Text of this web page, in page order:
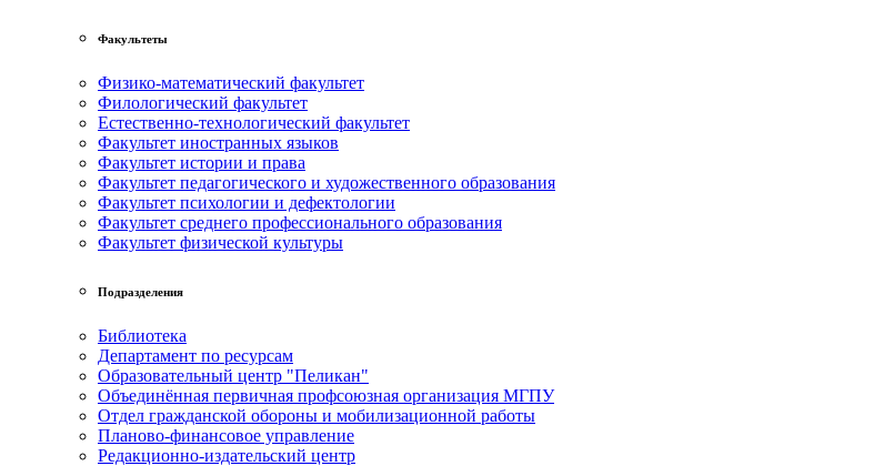
Факультеты
Физико-математический факультет
Филологический факультет
Естественно-технологический факультет
Факультет иностранных языков
Факультет истории и права
Факультет педагогического и художественного образования
Факультет психологии и дефектологии
Факультет среднего профессионального образования
Факультет физической культуры
Подразделения
Библиотека
Департамент по ресурсам
Образовательный центр "Пеликан"
Объединённая первичная профсоюзная организация МГПУ
Отдел гражданской обороны и мобилизационной работы
Планово-финансовое управление
Редакционно-издательский центр